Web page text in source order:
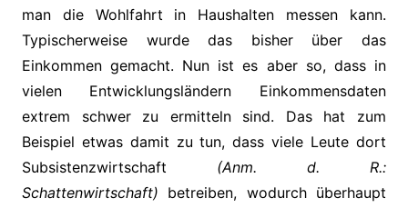
man die Wohlfahrt in Haushalten messen kann.
Typischerweise wurde das bisher über das
Einkommen gemacht. Nun ist es aber so, dass in
vielen Entwicklungsländern Einkommensdaten
extrem schwer zu ermitteln sind. Das hat zum
Beispiel etwas damit zu tun, dass viele Leute dort
Subsistenzwirtschaft (Anm. d. R.:
Schattenwirtschaft) betreiben, wodurch überhaupt